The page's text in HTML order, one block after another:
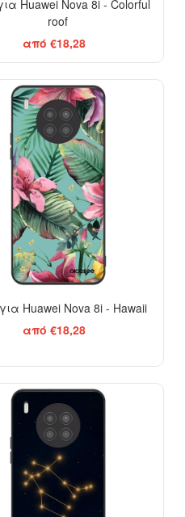
Huawei Nova 8i - Colorful
roof
από €18,28
Huawei Nova 8i - Hawaii
από €18,28